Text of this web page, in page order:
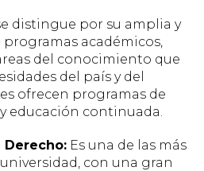
distingue por su amplia y
académicos,
del conocimiento que
del país y del
ofrecen programas de
educación continuada.
Derecho: Es una de las más
con una gran